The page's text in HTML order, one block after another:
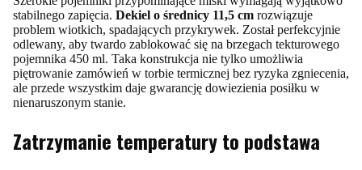
stabilnego zapięcia. Dekiel o średnicy 11,5 cm rozwiązuje
problem wiotkich, spadających przykrywek. Został perfekcyjnie
odlewany, aby twardo zablokować się na brzegach tekturowego
pojemnika 450 ml. Taka konstrukcja nie tylko umożliwia
piętrowanie zamówień w torbie termicznej bez ryzyka zgniecenia,
ale przede wszystkim daje gwarancję dowiezienia posiłku w
nienaruszonym stanie.
Zatrzymanie temperatury to podstawa